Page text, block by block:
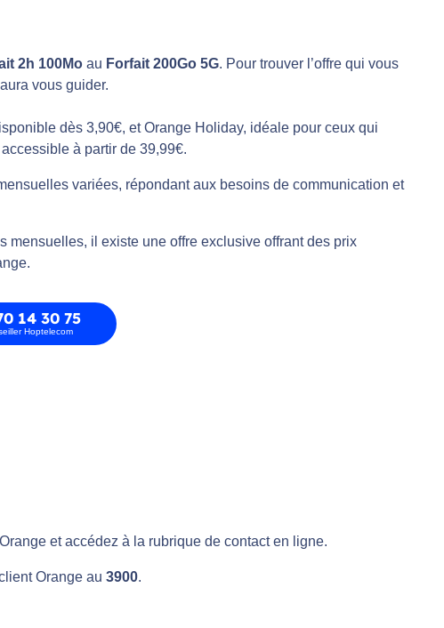
2h 100Mo au Forfait 200Go 5G. Pour trouver l’offre qui vous
vous guider.
dès 3,90€, et Orange Holiday, idéale pour ceux qui
à partir de 39,99€.
variées, répondant aux besoins de communication et
mensuelles, il existe une offre exclusive offrant des prix
14 30 75
Hoptelecom
et accédez à la rubrique de contact en ligne.
Orange au 3900.